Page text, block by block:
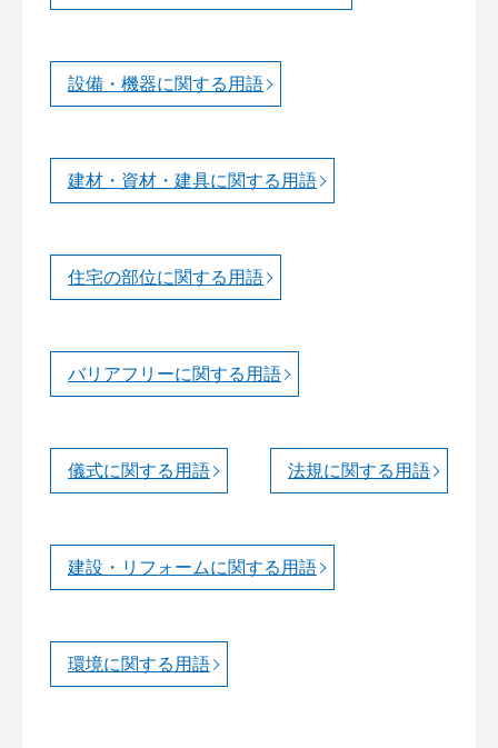
設備・機器に関する用語
建材・資材・建具に関する用語
住宅の部位に関する用語
バリアフリーに関する用語
儀式に関する用語 法規に関する用語
建設・リフォームに関する用語
環境に関する用語